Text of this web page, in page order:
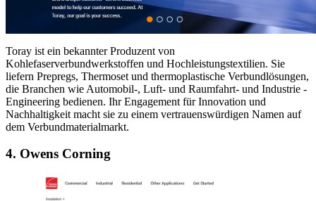
Toray ist ein bekannter Produzent von
Kohlefaserverbundwerkstoffen und Hochleistungstextilien. Sie
liefern Prepregs, Thermoset und thermoplastische Verbundlösungen,
die Branchen wie Automobil-, Luft- und Raumfahrt- und Industrie -
Engineering bedienen. Ihr Engagement für Innovation und
Nachhaltigkeit macht sie zu einem vertrauenswürdigen Namen auf
dem Verbundmaterialmarkt.
4. Owens Corning